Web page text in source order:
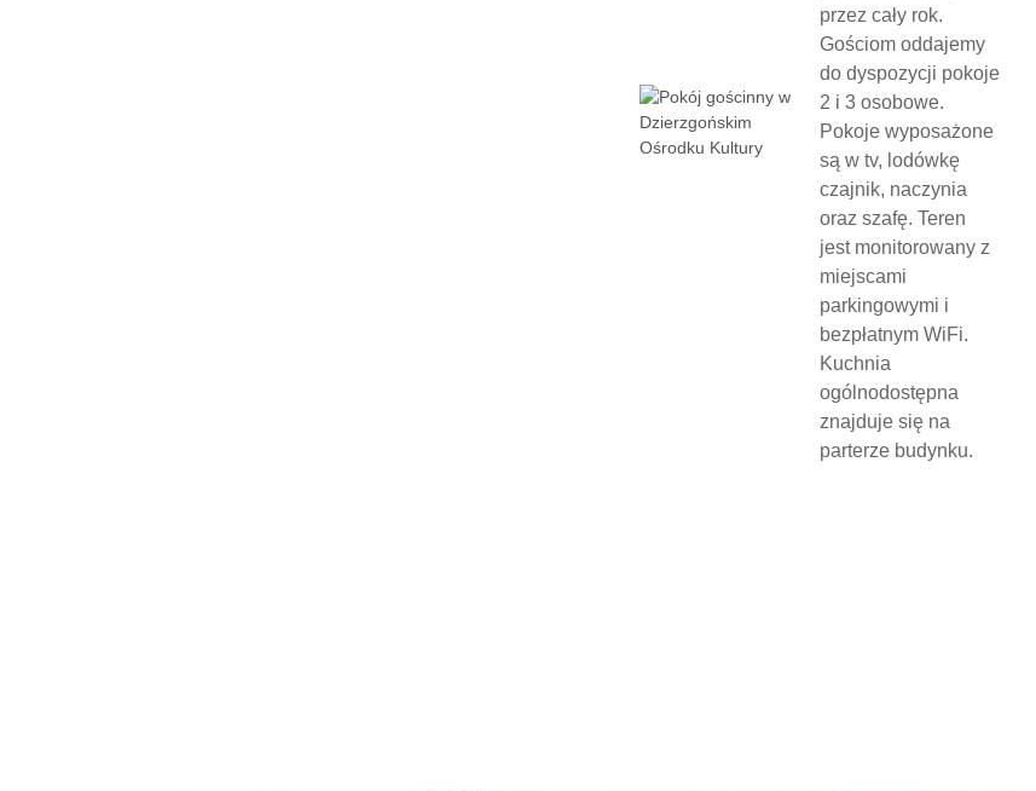
przez cały rok.
Gościom oddajemy
do dyspozycji pokoje
2 i 3 osobowe.
Pokoje wyposażone
są w tv, lodówkę
czajnik, naczynia
oraz szafę. Teren
jest monitorowany z
miejscami
parkingowymi i
bezpłatnym WiFi.
Kuchnia
ogólnodostępna
znajduje się na
parterze budynku.